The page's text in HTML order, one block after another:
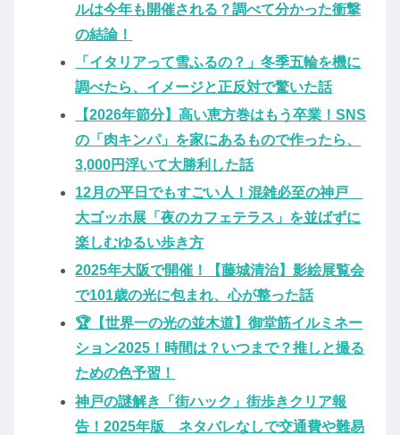
ルは今年も開催される？調べて分かった衝撃
の結論！
「イタリアって雪ふるの？」冬季五輪を機に
調べたら、イメージと正反対で驚いた話
【2026年節分】高い恵方巻はもう卒業！SNS
の「肉キンパ」を家にあるもので作ったら、
3,000円浮いて大勝利した話
12月の平日でもすごい人！混雑必至の神戸
大ゴッホ展「夜のカフェテラス」を並ばずに
楽しむゆるい歩き方
2025年大阪で開催！【藤城清治】影絵展覧会
で101歳の光に包まれ、心が整った話
🏆【世界一の光の並木道】御堂筋イルミネー
ション2025！時間は？いつまで？推しと撮る
ための色予習！
神戸の謎解き「街ハック」街歩きクリア報
告！2025年版 ネタバレなしで交通費や難易